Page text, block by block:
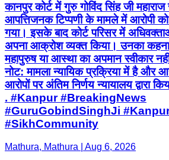
कानपुर कोर्ट में गुरु गोविंद सिंह जी
आपत्तिजनक टिप्पणी के मामले में आरोपी
गया। इसके बाद कोर्ट परिसर में
अपना आक्रोश व्यक्त किया। उनका कहना
महापुरुष या आस्था का अपमान स्वीकार
नोट: मामला न्यायिक प्रक्रिया में है और
आरोपों पर अंतिम निर्णय न्यायालय द्वारा
. #Kanpur #BreakingNews
#GuruGobindSinghJi
#SikhCommunity
Mathura, Mathura | Aug 6, 2026